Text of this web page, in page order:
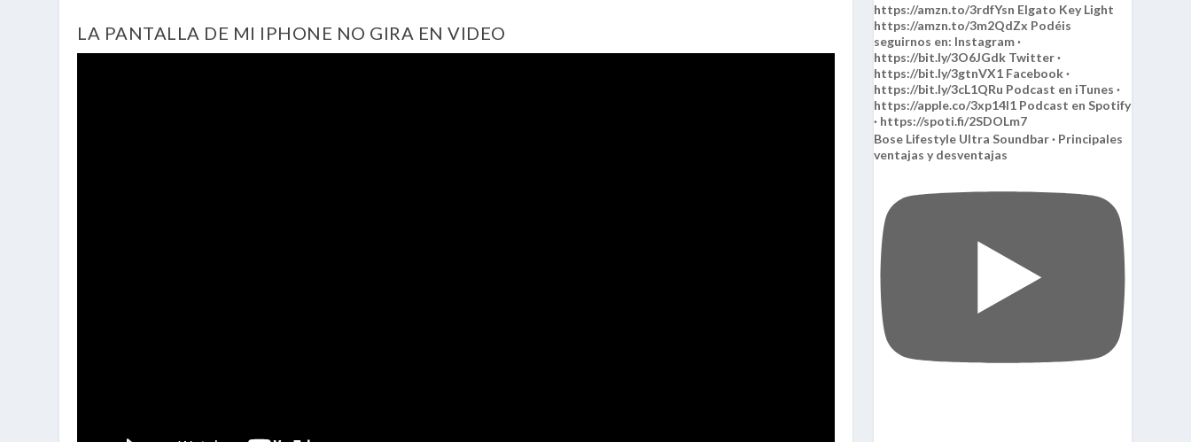
LA PANTALLA DE MI IPHONE NO GIRA EN VIDEO
Bose Lifestyle Ultra Soundbar · Principales
ventajas y desventajas